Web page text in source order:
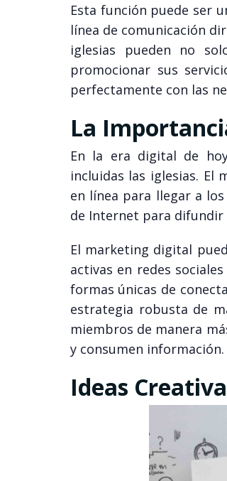
Esta función puede ser
línea de comunicación
iglesias pueden no
promocionar sus
perfectamente con las
La
En la era digital de
incluidas las iglesias.
en línea para llegar a
de Internet para difundir
El marketing digital
activas en redes
formas únicas de
estrategia robusta de
miembros de manera
y consumen información.
Ideas